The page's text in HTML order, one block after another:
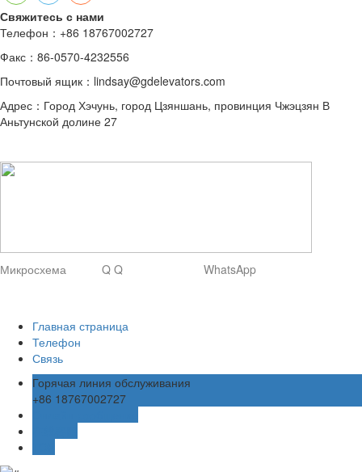
Свяжитесь с нами
Телефон：+86 18767002727
Факс：86-0570-4232556
Почтовый ящик：lindsay@gdelevators.com
Адрес：Город Хэчунь, город Цзяншань, провинция Чжэцзян В
Аньтунской долине 27
Микросхема Q Q WhatsApp
Главная страница
Телефон
Связь
Горячая линия обслуживания
+86 18767002727